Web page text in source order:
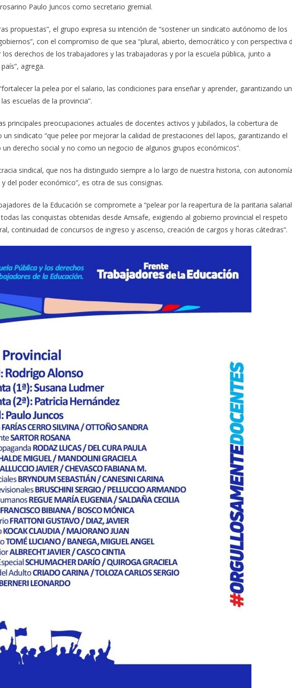
Paulo Juncos como secretario gremial.
propuestas”, el grupo expresa su intención de “sostener un sindicato autónomo de los
con el compromiso de que sea “plural, abierto, democrático y con perspectiva
los derechos de los trabajadores y las trabajadoras y por la escuela pública, junto a
agrega.
la pelea por el salario, las condiciones para enseñar y aprender, garantizando un
escuelas de la provincia”.
principales preocupaciones actuales de docentes activos y jubilados, la cobertura de
un sindicato “que pelee por mejorar la calidad de prestaciones del lapos, garantizando el
derecho social y no como un negocio de algunos grupos económicos”.
sindical, que nos ha distinguido siempre a lo largo de nuestra historia, con autonomía
del poder económico”, es otra de sus consignas.
de la Educación se compromete a “pelear por la reapertura de la paritaria
las conquistas obtenidas desde Amsafe, exigiendo al gobierno provincial el respeto
continuidad de concursos de ingreso y ascenso, creación de cargos y horas cátedras”.